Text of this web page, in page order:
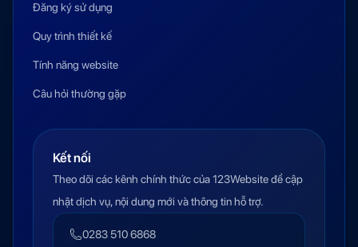
Đăng ký sử dụng
Quy trình thiết kế
Tính năng website
Câu hỏi thường gặp
Kết nối
Theo dõi các kênh chính thức của 123Website để cập
nhật dịch vụ, nội dung mới và thông tin hỗ trợ.
0283 510 6868